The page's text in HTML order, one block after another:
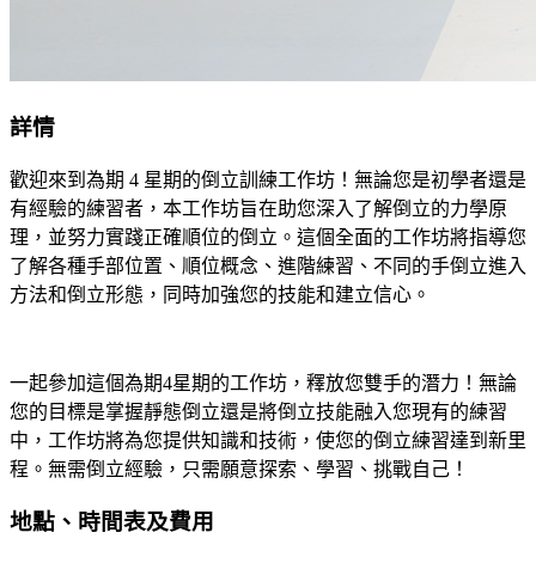
詳情
歡迎來到為期 4 星期的倒立訓練工作坊！無論您是初學者還是
有經驗的練習者，本工作坊旨在助您深入了解倒立的力學原
理，並努力實踐正確順位的倒立。這個全面的工作坊將指導您
了解各種手部位置、順位概念、進階練習、不同的手倒立進入
方法和倒立形態，同時加強您的技能和建立信心。
一起參加這個為期4星期的工作坊，釋放您雙手的潛力！無論
您的目標是掌握靜態倒立還是將倒立技能融入您現有的練習
中，工作坊將為您提供知識和技術，使您的倒立練習達到新里
程。無需倒立經驗，只需願意探索、學習、挑戰自己！
地點、時間表及費用